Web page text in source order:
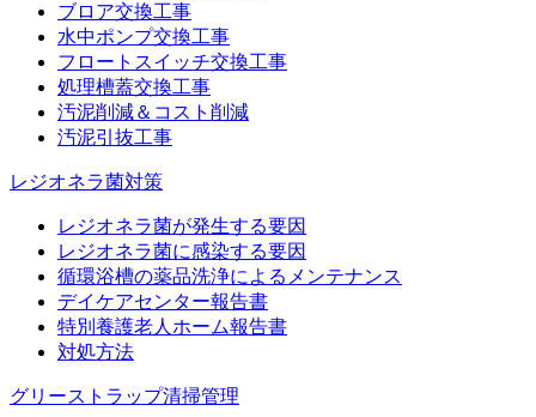
ブロア交換工事
水中ポンプ交換工事
フロートスイッチ交換工事
処理槽蓋交換工事
汚泥削減＆コスト削減
汚泥引抜工事
レジオネラ菌対策
レジオネラ菌が発生する要因
レジオネラ菌に感染する要因
循環浴槽の薬品洗浄によるメンテナンス
デイケアセンター報告書
特別養護老人ホーム報告書
対処方法
グリーストラップ清掃管理